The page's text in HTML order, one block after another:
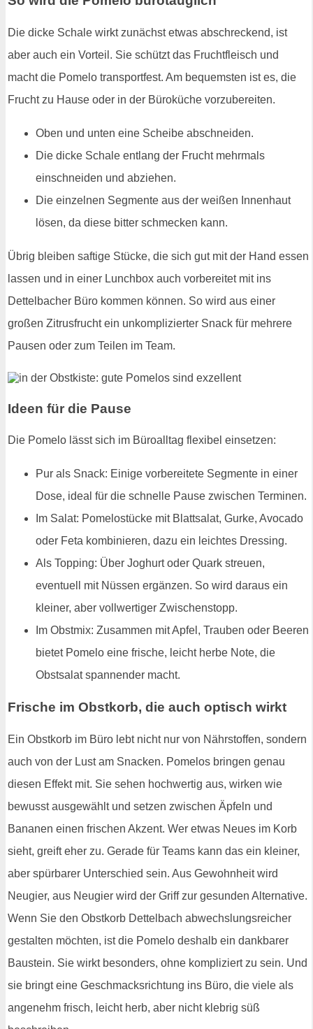
Die dicke Schale wirkt zunächst etwas abschreckend, ist
aber auch ein Vorteil. Sie schützt das Fruchtfleisch und
macht die Pomelo transportfest. Am bequemsten ist es, die
Frucht zu Hause oder in der Büroküche vorzubereiten.
Oben und unten eine Scheibe abschneiden.
Die dicke Schale entlang der Frucht mehrmals
einschneiden und abziehen.
Die einzelnen Segmente aus der weißen Innenhaut
lösen, da diese bitter schmecken kann.
Übrig bleiben saftige Stücke, die sich gut mit der Hand essen
lassen und in einer Lunchbox auch vorbereitet mit ins
Dettelbacher Büro kommen können. So wird aus einer
großen Zitrusfrucht ein unkomplizierter Snack für mehrere
Pausen oder zum Teilen im Team.
Ideen für die Pause
Die Pomelo lässt sich im Büroalltag flexibel einsetzen:
Pur als Snack: Einige vorbereitete Segmente in einer
Dose, ideal für die schnelle Pause zwischen Terminen.
Im Salat: Pomelostücke mit Blattsalat, Gurke, Avocado
oder Feta kombinieren, dazu ein leichtes Dressing.
Als Topping: Über Joghurt oder Quark streuen,
eventuell mit Nüssen ergänzen. So wird daraus ein
kleiner, aber vollwertiger Zwischenstopp.
Im Obstmix: Zusammen mit Apfel, Trauben oder Beeren
bietet Pomelo eine frische, leicht herbe Note, die
Obstsalat spannender macht.
Frische im Obstkorb, die auch optisch wirkt
Ein Obstkorb im Büro lebt nicht nur von Nährstoffen, sondern
auch von der Lust am Snacken. Pomelos bringen genau
diesen Effekt mit. Sie sehen hochwertig aus, wirken wie
bewusst ausgewählt und setzen zwischen Äpfeln und
Bananen einen frischen Akzent. Wer etwas Neues im Korb
sieht, greift eher zu. Gerade für Teams kann das ein kleiner,
aber spürbarer Unterschied sein. Aus Gewohnheit wird
Neugier, aus Neugier wird der Griff zur gesunden Alternative.
Wenn Sie den Obstkorb Dettelbach abwechslungsreicher
gestalten möchten, ist die Pomelo deshalb ein dankbarer
Baustein. Sie wirkt besonders, ohne kompliziert zu sein. Und
sie bringt eine Geschmacksrichtung ins Büro, die viele als
angenehm frisch, leicht herb, aber nicht klebrig süß